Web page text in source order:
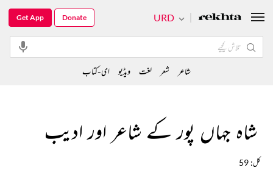
شاہ جہاں پور کے شاعر اور ادیب
کل: 59
URD
Get App Donate
شاعر شعر لغت ویڈیو ای-کتاب